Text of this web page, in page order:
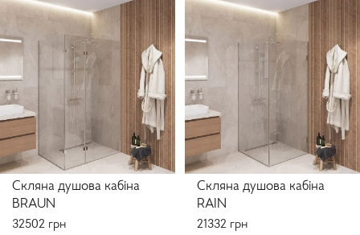
Скляна душова кабіна
BRAUN
32502 грн
Скляна душова кабіна
RAIN
21332 грн